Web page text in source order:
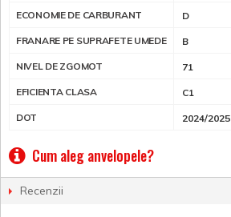
ECONOMIE DE CARBURANT D
FRANARE PE SUPRAFETE UMEDE B
NIVEL DE ZGOMOT 71
EFICIENTA CLASA C1
DOT 2024/2025
Cum aleg anvelopele?
Recenzii